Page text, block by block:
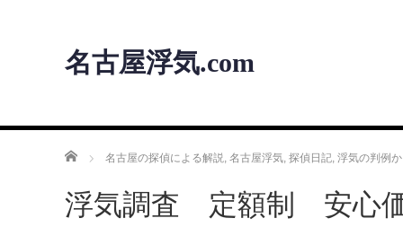
名古屋浮気.com
ホーム 名古屋の探偵による解説, 名古屋浮気, 探偵日記, 浮気の判例
浮気調査 定額制 安心